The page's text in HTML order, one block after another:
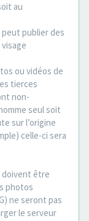
au
publier des
ou vidéos de
tierces
non-
seul soit
sur l’origine
celle-ci sera
doivent être
photos
ne seront pas
le serveur